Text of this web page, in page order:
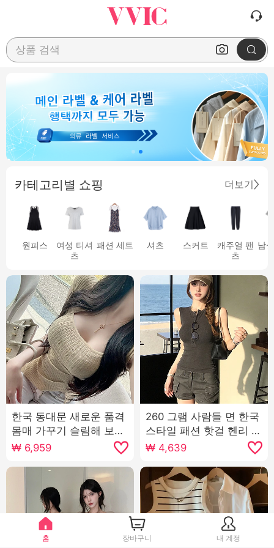
상품 검색
카테고리별 쇼핑 더보기
원피스
여성 티셔
츠
패션 세트 셔츠 스커트
캐주얼 팬
츠
남
한국 동대문 새로운 품격
몸매 가꾸기 슬림해 보이
는 순수한 욕망 섹시함 여
티셔츠 맨위
₩ 6,959
260 그램 사람들 면 한국
스타일 패션 핫걸 헨리 칼
라 민소매 조끼 여성 여름
디자인 센스 몸매 가꾸기
슬림해 보이는 맨위
₩ 4,639
홈 장바구니 내 계정